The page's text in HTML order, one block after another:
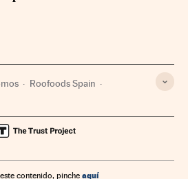
Roofoods Spain
laboral Restauración
Cultura Economía
contenido, pinche aquí